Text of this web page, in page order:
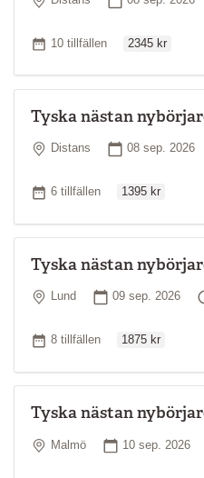
Antal tillfällen
10 tillfällen 2345 kr
Tyska nästan
Plats
Distans Startdatum
08 sep. 2026
Antal tillfällen
6 tillfällen 1395 kr
Tyska nästan
Plats
Lund Startdatum
09 sep. 2026
Antal tillfällen
8 tillfällen 1875 kr
Tyska nästan
Plats
Malmö Startdatum
10 sep. 2026